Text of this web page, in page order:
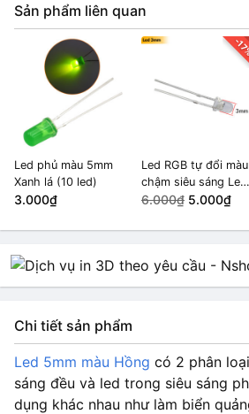
Sản phẩm liên quan
Led phủ màu 5mm
Xanh lá (10 led)
3.000₫
-
Led RGB tự đổi màu
chậm siêu sáng Led
3mm (10 led)
6.000₫ 5.000₫
Chi tiết sản phẩm
Led 5mm màu Hồng có 2 phân
sáng đều và led trong siêu sáng
dụng khác nhau như làm biển